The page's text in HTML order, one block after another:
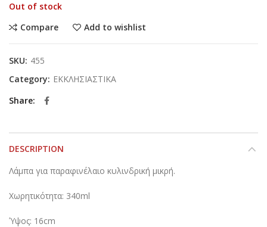
Out of stock
Compare
Add to wishlist
SKU: 455
Category: ΕΚΚΛΗΣΙΑΣΤΙΚΑ
Share
DESCRIPTION
Λάμπα για παραφινέλαιο κυλινδρική μικρή.
Χωρητικότητα: 340ml
Ύψος: 16cm